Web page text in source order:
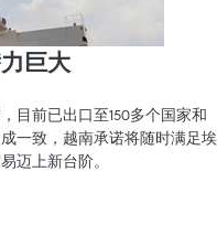
巨大
目前已出口至150多个国家和
一致，越南承诺将随时满足埃
迈上新台阶。